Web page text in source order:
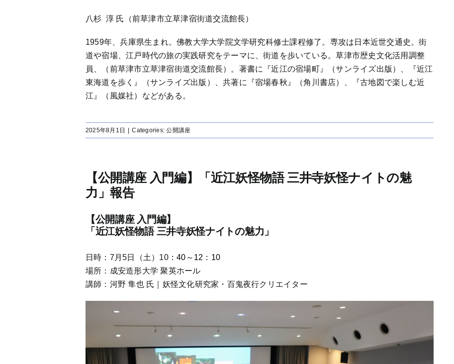
八杉 淳 氏（前草津市立草津宿街道交流館長）
1959年、兵庫県生まれ。佛教大学大学院文学研究科修士課程修了。専攻は日本近世交通史。街
道や宿場、江戸時代の旅の実践研究をテーマに、街道を歩いている。草津市歴史文化活用調整
員、（前草津市立草津宿街道交流館長）。著書に『近江の宿場町』（サンライズ出版）、『近江
東海道を歩く』（サンライズ出版）、共著に『宿場春秋』（角川書店）、『古地図で楽しむ近
江』（風媒社）などがある。
2025年8月1日 | Categories:公開講座
【公開講座 入門編】「近江妖怪物語 三井寺妖怪ナイトの魅
力」報告
【公開講座 入門編】
「近江妖怪物語 三井寺妖怪ナイトの魅力」
日時：7月5日（土）10：40～12：10
場所：成安造形大学 聚英ホール
講師：河野 隼也 氏｜妖怪文化研究家・百鬼夜行クリエイター